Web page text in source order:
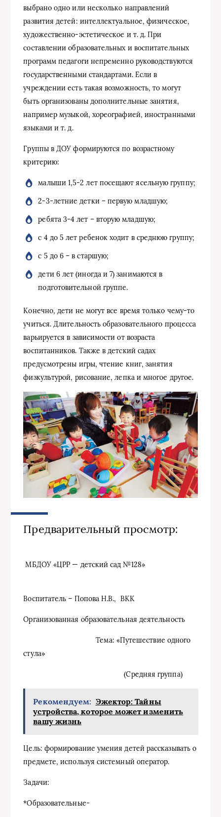
выбрано одно или несколько направлений
развития детей: интеллектуальное, физическое,
художественно-эстетическое и т. д. При
составлении образовательных и воспитательных
программ педагоги непременно руководствуются
государственными стандартами. Если в
учреждении есть такая возможность, то могут
быть организованы дополнительные занятия,
например музыкой, хореографией, иностранными
языками и т. д.
Группы в ДОУ формируются по возрастному
критерию:
малыши 1,5-2 лет посещают ясельную группу;
2-3-летние детки – первую младшую;
ребята 3-4 лет – вторую младшую;
с 4 до 5 лет ребенок ходит в среднюю группу;
с 5 до 6 – в старшую;
дети 6 лет (иногда и 7) занимаются в
подготовительной группе.
Конечно, дети не могут все время только чему-то
учиться. Длительность образовательного процесса
варьируется в зависимости от возраста
воспитанников. Также в детский садах
предусмотрены игры, чтение книг, занятия
физкультурой, рисование, лепка и многое другое.
Предварительный просмотр:
МБДОУ «ЦРР — детский сад №128»
Воспитатель – Попова Н.В., ВКК
Организованная образовательная деятельность
Тема: «Путешествие одного
стула»
(Средняя группа)
Рекомендуем: Эжектор: Тайны
устройства, которое может изменить
вашу жизнь
Цель: формирование умения детей рассказывать о
предмете, используя системный оператор.
Задачи:
*Образовательные-